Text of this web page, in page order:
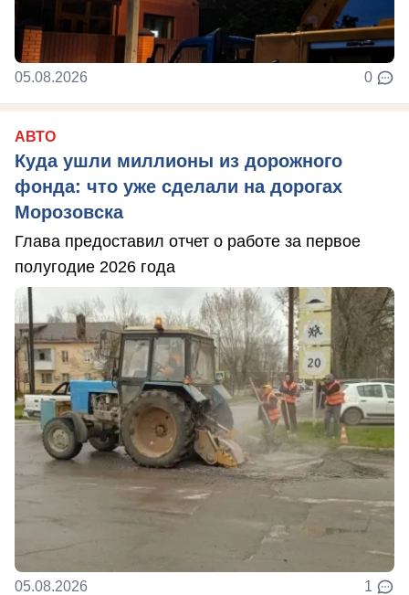
05.08.2026 0
АВТО
Куда ушли миллионы из дорожного
фонда: что уже сделали на дорогах
Морозовска
Глава предоставил отчет о работе за первое
полугодие 2026 года
05.08.2026 1